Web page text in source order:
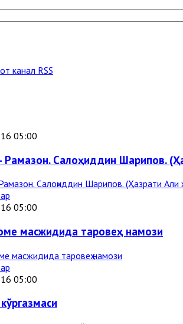
канал RSS
05:00
Рамазон. Салоҳиддин Шарипов.
05:00
масжидида таровеҳ намози
05:00